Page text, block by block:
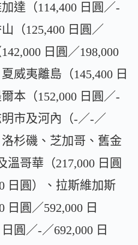
達（114,400 日圓／-
（125,400 日圓／
日圓／198,000
威夷離島（145,400 日
本（152,000 日圓／-
市及河內（-／-／
杉磯、芝加哥、舊金
哥華（217,000 日圓
日圓）、拉斯維加斯
日圓／592,000 日
圓／-／692,000 日